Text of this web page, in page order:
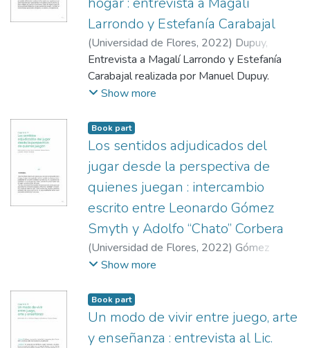
criterios de justicia que están en la base de
la intervención cuando se decide aplicar o
proponer una norma, como también
explicaremos cuáles son las orientaciones
valorativas predominantes en la justificación
(o pretensiones de validez) de normas que
intervienen en la resolución de conflictos
intersubjetivos.
clases de Educación Física escolar, cerrando
el apartado con una descripción sobre las
visiones que han legitimado la presencia de
la Educación Física en el nivel inicial
(educación infantil).
Larrondo y Estefanía Carabajal
(Universidad de Flores, 2022) Dupuy,
Manuel;Carabajal, Estefanía; Larrondo,
Magalí;Gómez Smyth, Leonardo;Dupuy,
Manuel
Entrevista a Magalí Larrondo y Estefanía
Carabajal realizada por Manuel Dupuy.
Show more
Book part
Los sentidos adjudicados del
jugar desde la perspectiva de
quienes juegan : intercambio
escrito entre Leonardo Gómez
Smyth y Adolfo “Chato” Corbera
(Universidad de Flores, 2022) Gómez
Smyth, Leonardo
Show more
Book part
Un modo de vivir entre juego, arte
y enseñanza : entrevista al Lic.